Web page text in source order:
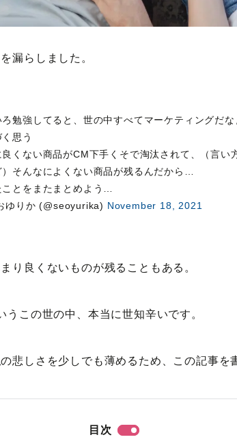
漏らしました。
ろ勉強してると、世の中すべてマーケティングだな
思う
良くない商品がCM下手くそで淘汰されて、（言い
）そんなによくない商品が残るんだから…
ことをまたまとめよう…
ゆりか (@seoyurika) November 18, 2021
り良くないものが残ることもある。
この世の中、本当に世知辛いです。
悲しさを少しでも薄めるため、この記事を
目次